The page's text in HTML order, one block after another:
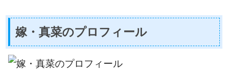
嫁・真菜のプロフィール